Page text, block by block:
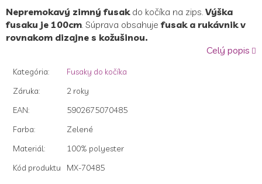
produktu
je
0,0
hviezdičiek.
Nepremokavý zimný fusakdo kočíka na zips. Výška
fusaku je 100cm . Súprava obsahuje fusak a rukávnik v
rovnakom dizajne s kožušinou.
Celý popis
Kategória:
Fusaky do kočíka
Záruka:
2 roky
EAN:
5902675070485
Farba:
Zelené
Materiál:
100% polyester
Kód produktu
MX-70485